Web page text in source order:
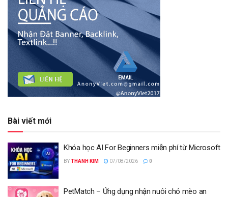
Bài viết mới
Khóa học AI For Beginners miễn phí từ Microsoft
BYTHANH KIM 07/08/2026 0
PetMatch – Ứng dụng nhận nuôi chó mèo an